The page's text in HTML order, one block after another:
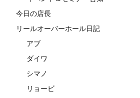
今日の店長
リールオーバーホール日記
アブ
ダイワ
シマノ
リョービ